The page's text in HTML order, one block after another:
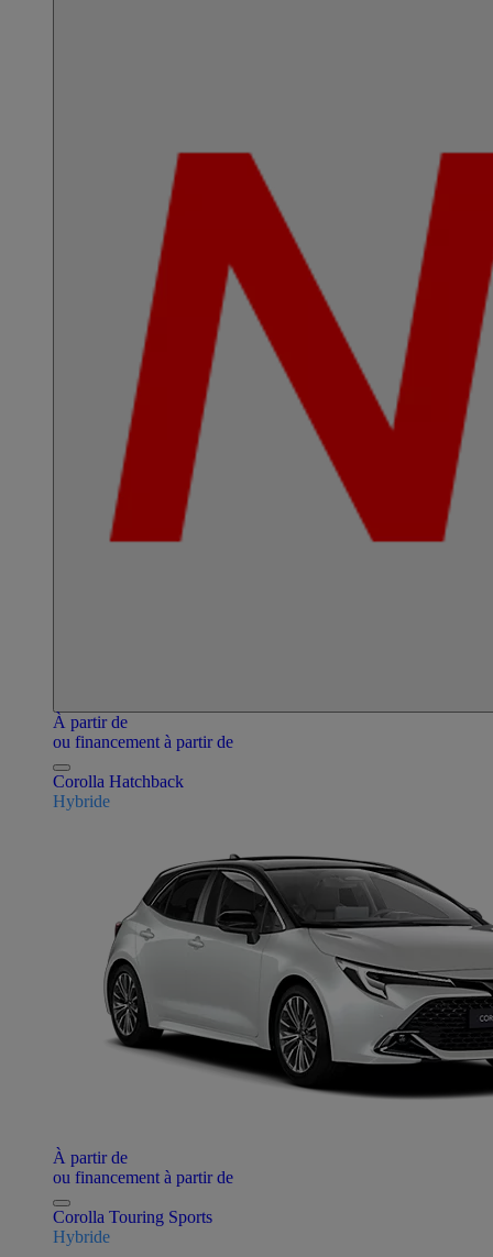
À partir de
ou financement à partir de
Corolla Hatchback
Hybride
À partir de
ou financement à partir de
Corolla Touring Sports
Hybride